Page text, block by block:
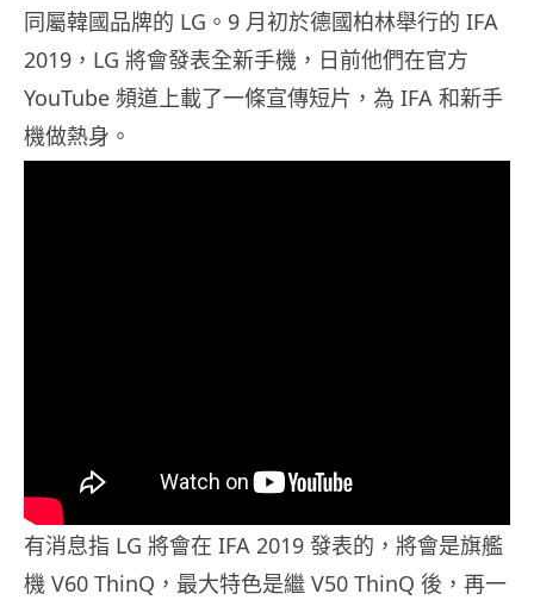
同屬韓國品牌的 LG。9 月初於德國柏林舉行的 IFA
2019，LG 將會發表全新手機，日前他們在官方
YouTube 頻道上載了一條宣傳短片，為 IFA 和新手
機做熱身。
有消息指 LG 將會在 IFA 2019 發表的，將會是旗艦
機 V60 ThinQ，最大特色是繼 V50 ThinQ 後，再一